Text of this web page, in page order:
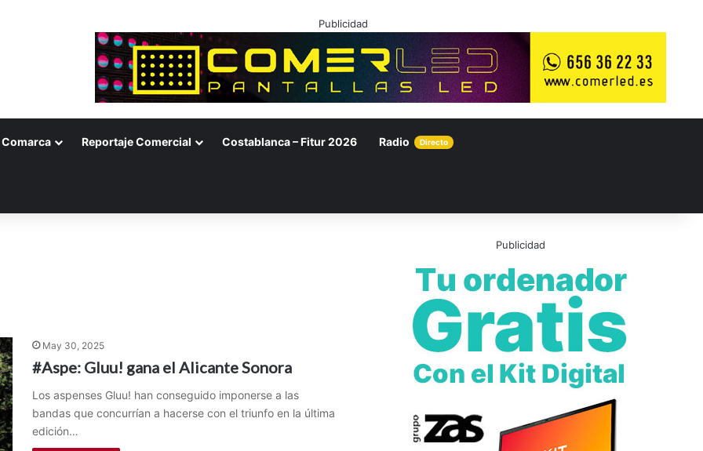
Publicidad
Comarca Reportaje Comercial Costablanca – Fitur 2026 Radio Directo
May 30, 2025
#Aspe: Gluu! gana el Alicante Sonora
Los aspenses Gluu! han conseguido imponerse a las
bandas que concurrían a hacerse con el triunfo en la última
edición…
Publicidad